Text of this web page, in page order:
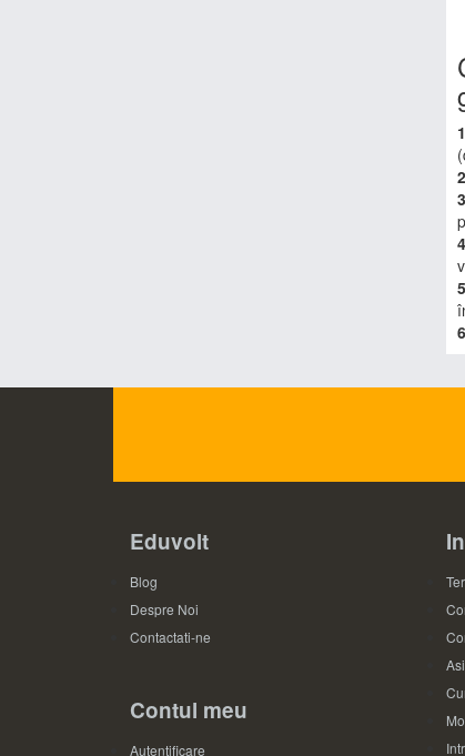
Eduvolt
Blog
Despre Noi
Contactati-ne
Contul meu
Autentificare